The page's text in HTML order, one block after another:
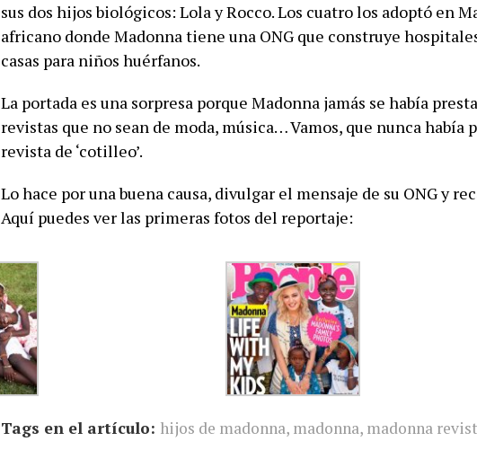
sus dos hijos biológicos: Lola y Rocco. Los cuatro los adoptó en
africano donde Madonna tiene una ONG que construye
casas para niños huérfanos.
La portada es una sorpresa porque Madonna jamás se había
revistas que no sean de moda, música… Vamos, que nunca había
revista de ‘cotilleo’.
Lo hace por una buena causa, divulgar el mensaje de su ONG y
Aquí puedes ver las primeras fotos del reportaje:
Tags en el artículo: hijos de madonna, madonna, madonna